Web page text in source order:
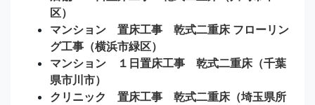
区）
マンション 置床工事 乾式二重床 フローリン
グ工事（横浜市緑区）
マンション １日置床工事 乾式二重床（千葉
県市川市）
クリニック 置床工事 乾式二重床（埼玉県所